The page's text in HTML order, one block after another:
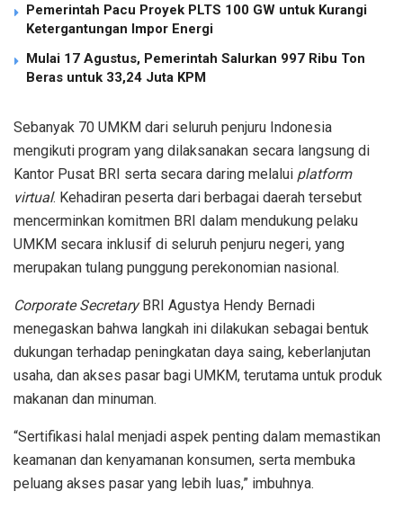
Pemerintah Pacu Proyek PLTS 100 GW untuk Kurangi
Ketergantungan Impor Energi
Mulai 17 Agustus, Pemerintah Salurkan 997 Ribu Ton
Beras untuk 33,24 Juta KPM
Sebanyak 70 UMKM dari seluruh penjuru Indonesia
mengikuti program yang dilaksanakan secara langsung di
Kantor Pusat BRI serta secara daring melalui platform
virtual. Kehadiran peserta dari berbagai daerah tersebut
mencerminkan komitmen BRI dalam mendukung pelaku
UMKM secara inklusif di seluruh penjuru negeri, yang
merupakan tulang punggung perekonomian nasional.
Corporate SecretaryBRI Agustya Hendy Bernadi
menegaskan bahwa langkah ini dilakukan sebagai bentuk
dukungan terhadap peningkatan daya saing, keberlanjutan
usaha, dan akses pasar bagi UMKM, terutama untuk produk
makanan dan minuman.
“Sertifikasi halal menjadi aspek penting dalam memastikan
keamanan dan kenyamanan konsumen, serta membuka
peluang akses pasar yang lebih luas,” imbuhnya.